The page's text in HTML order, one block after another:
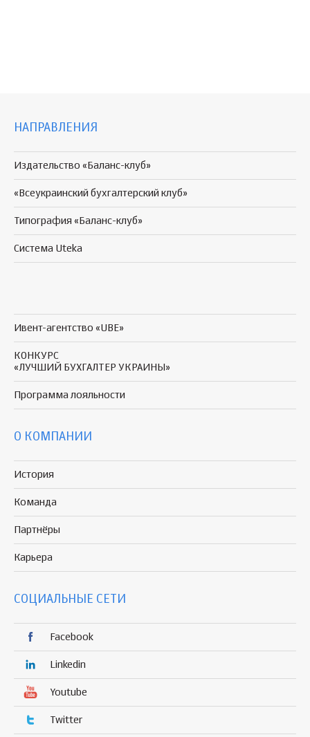
НАПРАВЛЕНИЯ
Издательство «Баланс-клуб»
«Всеукраинский бухгалтерский клуб»
Типография «Баланс-клуб»
Система Uteka
Ивент-агентство «UBE»
КОНКУРС
«ЛУЧШИЙ БУХГАЛТЕР УКРАИНЫ»
Программа лояльности
О КОМПАНИИ
История
Команда
Партнёры
Карьера
СОЦИАЛЬНЫЕ СЕТИ
Facebook
Linkedin
Youtube
Twitter